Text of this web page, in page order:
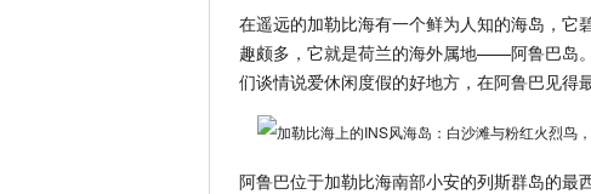
在遥远的加勒比海有一个鲜为人知的海岛，它
趣颇多，它就是荷兰的海外属地——阿鲁巴岛
们谈情说爱休闲度假的好地方，在阿鲁巴见得
阿鲁巴位于加勒比海南部小安的列斯群岛的